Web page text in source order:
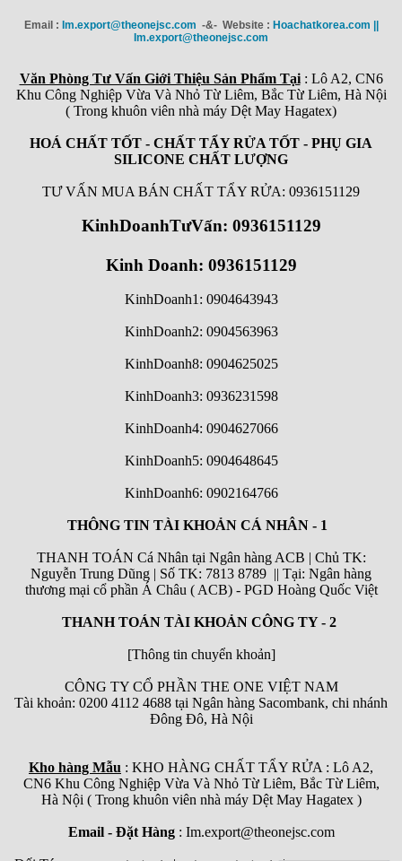
Email : Im.export@theonejsc.com -&- Website : Hoachatkorea.com ||
Im.export@theonejsc.com
Văn Phòng Tư Vấn Giới Thiệu Sản Phẩm Tại: Lô A2, CN6
Khu Công Nghiệp Vừa Và Nhỏ Từ Liêm, Bắc Từ Liêm, Hà Nội
( Trong khuôn viên nhà máy Dệt May Hagatex)
HOÁ CHẤT TỐT - CHẤT TẨY RỬA TỐT - PHỤ GIA
SILICONE CHẤT LƯỢNG
TƯ VẤN MUA BÁN CHẤT TẨY RỬA: 0936151129
KinhDoanhTưVấn: 0936151129
Kinh Doanh: 0936151129
KinhDoanh1: 0904643943
KinhDoanh2: 0904563963
KinhDoanh8: 0904625025
KinhDoanh3: 0936231598
KinhDoanh4: 0904627066
KinhDoanh5: 0904648645
KinhDoanh6: 0902164766
THÔNG TIN TÀI KHOẢN CÁ NHÂN - 1
THANH TOÁN Cá Nhân tại Ngân hàng ACB | Chủ TK:
Nguyễn Trung Dũng | Số TK: 7813 8789 || Tại: Ngân hàng
thương mại cổ phần Á Châu ( ACB) - PGD Hoàng Quốc Việt
THANH TOÁN TÀI KHOẢN CÔNG TY - 2
[Thông tin chuyển khoản]
CÔNG TY CỔ PHẦN THE ONE VIỆT NAM
Tài khoản: 0200 4112 4688 tại Ngân hàng Sacombank, chi nhánh
Đông Đô, Hà Nội
Kho hàng Mẫu : KHO HÀNG CHẤT TẨY RỬA : Lô A2,
CN6 Khu Công Nghiệp Vừa Và Nhỏ Từ Liêm, Bắc Từ Liêm,
Hà Nội ( Trong khuôn viên nhà máy Dệt May Hagatex )
Email - Đặt Hàng: Im.export@theonejsc.com